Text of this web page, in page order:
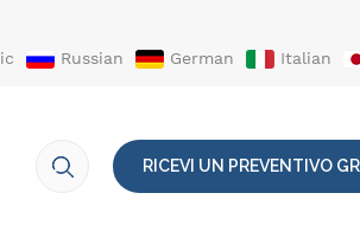
Russian German Italian
RICEVI UN PREVENTIVO